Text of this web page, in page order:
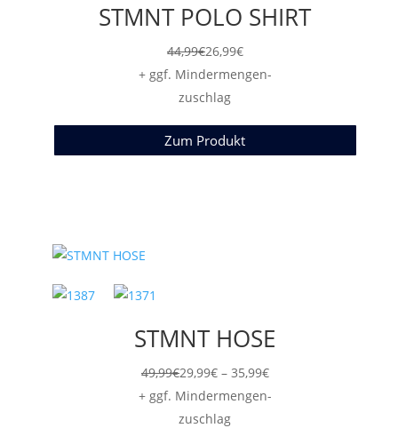
STMNT POLO SHIRT
44,99€26,99€
+ ggf. Mindermengen-
zuschlag
Zum Produkt
STMNT HOSE
49,99€29,99€ – 35,99€Preisspanne:
29,99€
+ ggf. Mindermengen-
zuschlag